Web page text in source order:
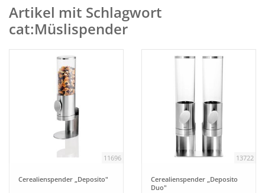
NEU
Artikel mit Schlagwort
cat:Müslispender
11696
Cerealienspender „Deposito"
13722
Cerealienspender „Deposito
Duo"